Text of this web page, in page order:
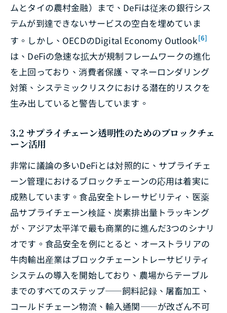
ムとタイの農村金融）まで、DeFiは従来の銀行シス
テムが到達できないサービスの空白を埋めていま
す。しかし、OECDのDigital Economy Outlook[6]
は、DeFiの急速な拡大が規制フレームワークの進化
を上回っており、消費者保護、マネーロンダリング
対策、システミックリスクにおける潜在的リスクを
生み出していると警告しています。
3.2 サプライチェーン透明性のためのブロックチェ
ーン活用
非常に議論の多いDeFiとは対照的に、サプライチェ
ーン管理におけるブロックチェーンの応用は着実に
成熟しています。食品安全トレーサビリティ、医薬
品サプライチェーン検証、炭素排出量トラッキング
が、アジア太平洋で最も商業的に進んだ3つのシナリ
オです。食品安全を例にとると、オーストラリアの
牛肉輸出産業はブロックチェーントレーサビリティ
システムの導入を開始しており、農場からテーブル
までのすべてのステップ――飼料記録、屠畜加工、
コールドチェーン物流、輸入通関――が改ざん不可